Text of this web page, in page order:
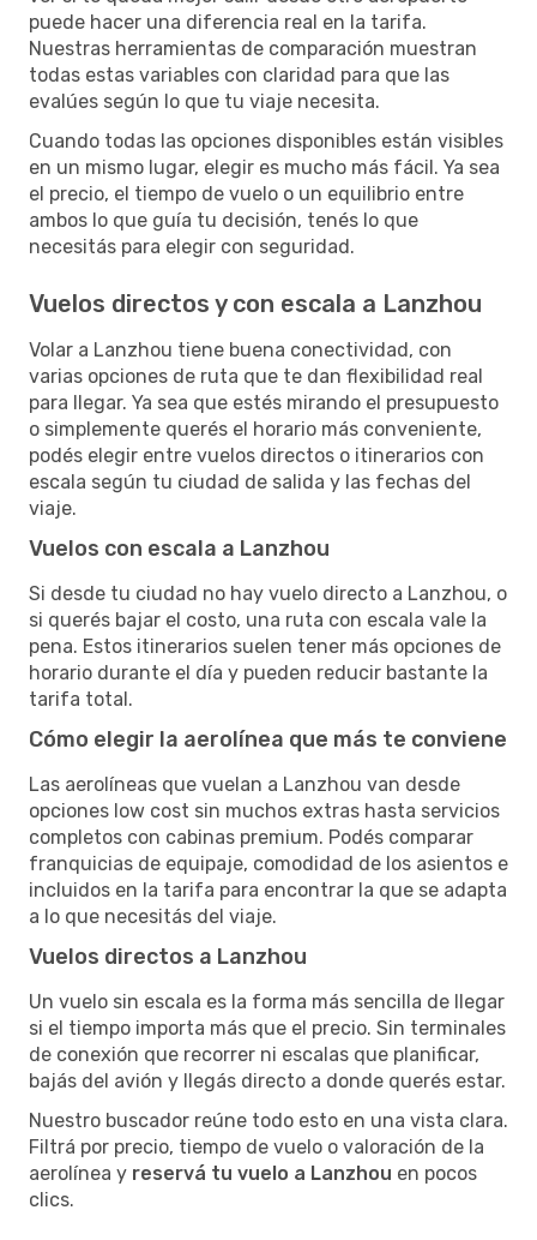
puede hacer una diferencia real en la tarifa.
Nuestras herramientas de comparación muestran
todas estas variables con claridad para que las
evalúes según lo que tu viaje necesita.
Cuando todas las opciones disponibles están visibles
en un mismo lugar, elegir es mucho más fácil. Ya sea
el precio, el tiempo de vuelo o un equilibrio entre
ambos lo que guía tu decisión, tenés lo que
necesitás para elegir con seguridad.
Vuelos directos y con escala a Lanzhou
Volar a Lanzhou tiene buena conectividad, con
varias opciones de ruta que te dan flexibilidad real
para llegar. Ya sea que estés mirando el presupuesto
o simplemente querés el horario más conveniente,
podés elegir entre vuelos directos o itinerarios con
escala según tu ciudad de salida y las fechas del
viaje.
Vuelos con escala a Lanzhou
Si desde tu ciudad no hay vuelo directo a Lanzhou, o
si querés bajar el costo, una ruta con escala vale la
pena. Estos itinerarios suelen tener más opciones de
horario durante el día y pueden reducir bastante la
tarifa total.
Cómo elegir la aerolínea que más te conviene
Las aerolíneas que vuelan a Lanzhou van desde
opciones low cost sin muchos extras hasta servicios
completos con cabinas premium. Podés comparar
franquicias de equipaje, comodidad de los asientos e
incluidos en la tarifa para encontrar la que se adapta
a lo que necesitás del viaje.
Vuelos directos a Lanzhou
Un vuelo sin escala es la forma más sencilla de llegar
si el tiempo importa más que el precio. Sin terminales
de conexión que recorrer ni escalas que planificar,
bajás del avión y llegás directo a donde querés estar.
Nuestro buscador reúne todo esto en una vista clara.
Filtrá por precio, tiempo de vuelo o valoración de la
aerolínea y reservá tu vuelo a Lanzhou en pocos
clics.